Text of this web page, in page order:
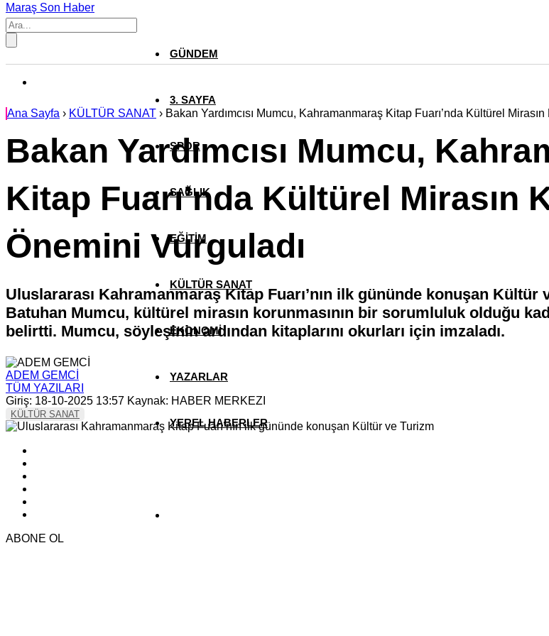
Maraş Son Haber
GÜNDEM
3. SAYFA
SPOR
SAĞLIK
EĞİTİM
KÜLTÜR SANAT
EKONOMİ
YAZARLAR
YEREL HABERLER
Ana Sayfa › KÜLTÜR SANAT › Bakan Yardımcısı Mumcu, Kahramanmaraş Kitap Fuarı’nda Kültürel
Bakan Yardımcısı Mumcu,
Kitap Fuarı’nda Kültürel Mirasın
Önemini Vurguladı
Uluslararası Kahramanmaraş Kitap Fuarı’nın ilk gününde konuşan Kültür
Batuhan Mumcu, kültürel mirasın korunmasının bir sorumluluk olduğu
belirtti. Mumcu, söyleşinin ardından kitaplarını okurları için imzaladı.
ADEM GEMCİ
TÜM YAZILARI
Giriş: 18-10-2025 13:57 Kaynak: HABER MERKEZI
KÜLTÜR SANAT
ABONE OL